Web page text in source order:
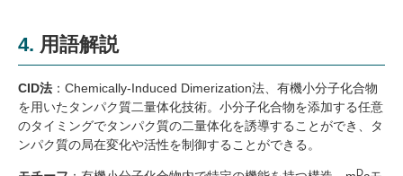
4. 用語解説
CID法 ： Chemically-Induced Dimerization法、有機小分子化合物
を用いたタンパク質二量体化技術。小分子化合物を添加する任意
のタイミングでタンパク質の二量体化を誘導することができ、タ
ンパク質の局在変化や活性を制御することができる。
D